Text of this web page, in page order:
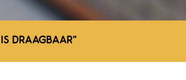
DRAAGBAAR"